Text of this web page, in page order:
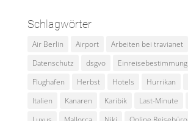
Schlagwörter
Air Berlin Airport Arbeiten bei travianet
Datenschutz
dsgvo Einreisebestimmung
Flughafen
Herbst Hotels Hurrikan
Italien
Kanaren Karibik Last-Minute